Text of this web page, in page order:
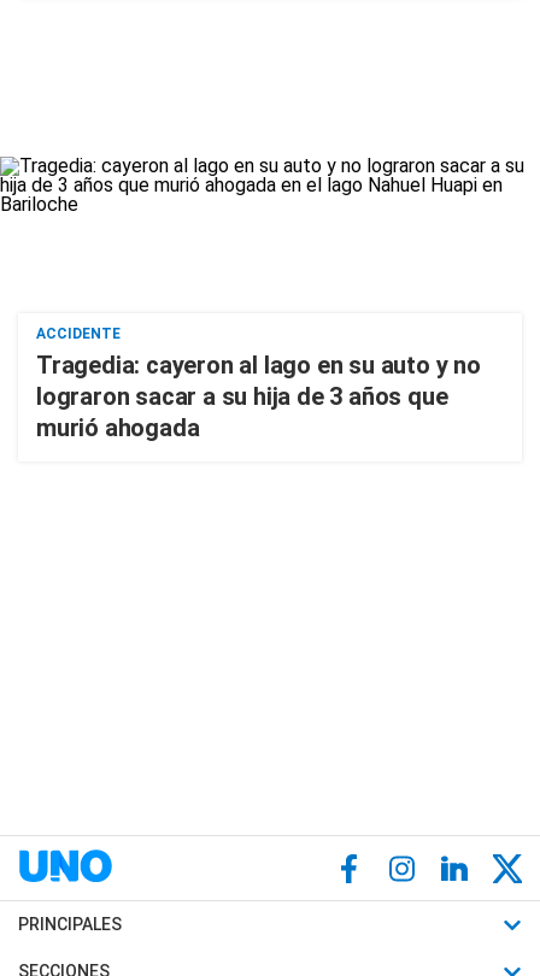
ACCIDENTE
Tragedia: cayeron al lago en su auto y no
lograron sacar a su hija de 3 años que
murió ahogada
PRINCIPALES
Últimas Noticias
SECCIONES